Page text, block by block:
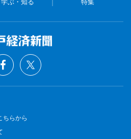
ちらから